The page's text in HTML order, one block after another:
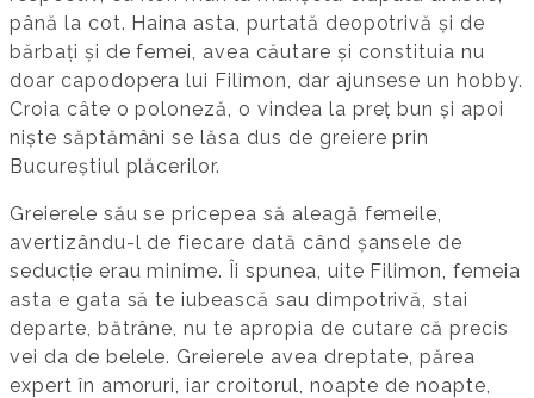
până la cot. Haina asta, purtată deopotrivă și de
bărbați și de femei, avea căutare și constituia nu
doar capodopera lui Filimon, dar ajunsese un hobby.
Croia câte o poloneză, o vindea la preț bun și apoi
niște săptămâni se lăsa dus de greiere prin
Bucureștiul plăcerilor.
Greierele său se pricepea să aleagă femeile,
avertizându-l de fiecare dată când șansele de
seducție erau minime. Îi spunea, uite Filimon, femeia
asta e gata să te iubească sau dimpotrivă, stai
departe, bătrâne, nu te apropia de cutare că precis
vei da de belele. Greierele avea dreptate, părea
expert în amoruri, iar croitorul, noapte de noapte,